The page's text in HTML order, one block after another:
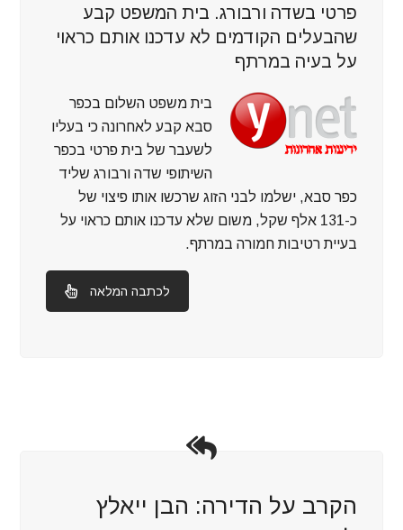
פרטי בשדה ורבורג. בית המשפט קבע
שהבעלים הקודמים לא עדכנו אותם כראוי
על בעיה במרתף
בית משפט השלום בכפר
סבא קבע לאחרונה כי בעליו
לשעבר של בית פרטי בכפר
השיתופי שדה ורבורג שליד
כפר סבא, ישלמו לבני הזוג שרכשו אותו פיצוי של
כ-131 אלף שקל, משום שלא עדכנו אותם כראוי על
בעיית רטיבות חמורה במרתף.
לכתבה המלאה
הקרב על הדירה: הבן ייאלץ